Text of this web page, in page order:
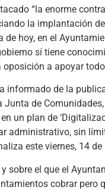
“la enorme
la implantación
hoy, en el
sí tiene
a apoyar
informado de la
Junta de
un plan de
administrativo, sin
este viernes, 14 de
y sobre el que el
cobrar pero